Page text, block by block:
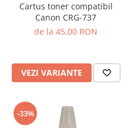
Cartus toner compatibil
Canon CRG-737
de la 45,00 RON
VEZI VARIANTE
-33%